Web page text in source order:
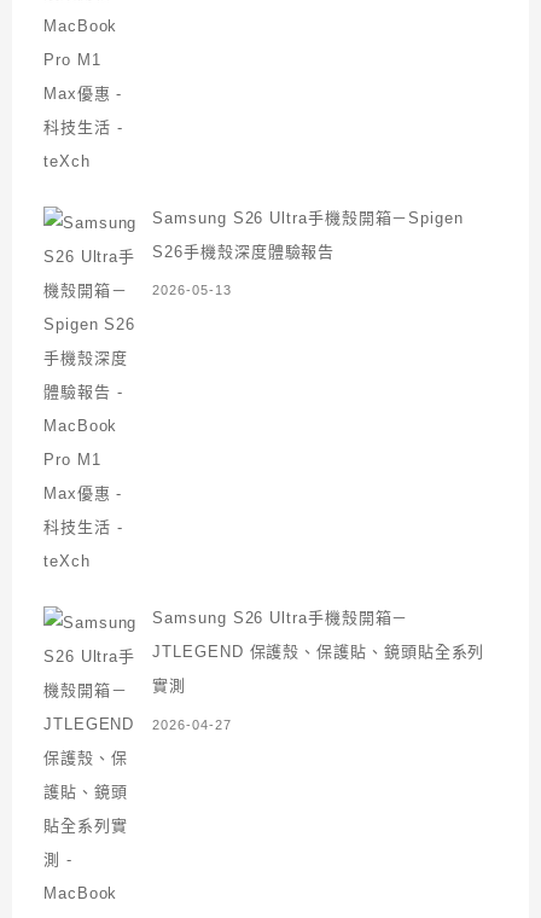
Samsung S26 Ultra手機殼開箱－Spigen
S26手機殼深度體驗報告
2026-05-13
Samsung S26 Ultra手機殼開箱－
JTLEGEND 保護殼、保護貼、鏡頭貼全系列
實測
2026-04-27